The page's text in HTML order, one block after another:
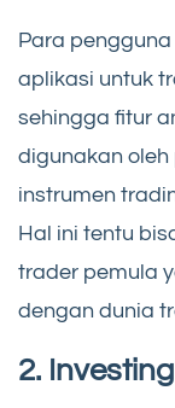
Para
aplikasi untuk
sehingga fitur
digunakan
instrumen
Hal ini tentu
trader pemula
dengan dunia
2. Investing